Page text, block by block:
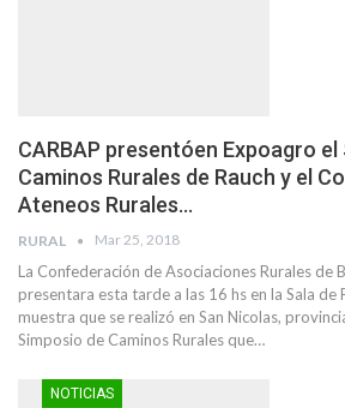
CARBAP presentóen Expoagro el
Caminos Rurales de Rauch y el
Ateneos Rurales…
RURAL Mar 25, 2018
La Confederación de Asociaciones Rurales de
presentara esta tarde a las 16 hs en la Sala de
muestra que se realizó en San Nicolas,
Simposio de Caminos Rurales que…
NOTICIAS